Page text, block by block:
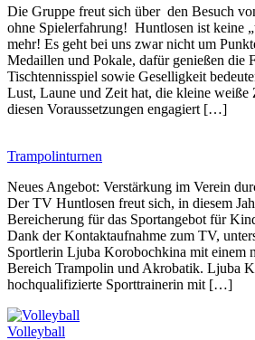
Die Gruppe freut sich über den Besuch
ohne Spielerfahrung! Huntlosen ist keine
mehr! Es geht bei uns zwar nicht um
Medaillen und Pokale, dafür genießen die
Tischtennisspiel sowie Geselligkeit
Lust, Laune und Zeit hat, die kleine
diesen Voraussetzungen engagiert […]
Trampolinturnen
Neues Angebot: Verstärkung im Verein
Der TV Huntlosen freut sich, in diesem
Bereicherung für das Sportangebot für
Dank der Kontaktaufnahme zum TV,
Sportlerin Ljuba Korobochkina mit einem
Bereich Trampolin und Akrobatik. Ljuba
hochqualifizierte Sporttrainerin mit […]
Volleyball